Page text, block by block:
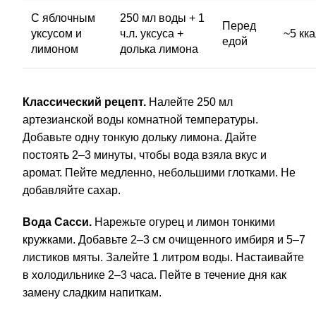
С яблочным
уксусом и
лимоном
250 мл воды + 1
ч.л. уксуса +
долька лимона
Перед
едой
~5
Классический рецепт. Налейте 250 мл
артезианской воды комнатной температуры.
Добавьте одну тонкую дольку лимона. Дайте
постоять 2–3 минуты, чтобы вода взяла вкус и
аромат. Пейте медленно, небольшими глотками. Не
добавляйте сахар.
Вода Сасси. Нарежьте огурец и лимон тонкими
кружками. Добавьте 2–3 см очищенного имбиря и 5–7
листиков мяты. Залейте 1 литром воды. Настаивайте
в холодильнике 2–3 часа. Пейте в течение дня как
замену сладким напиткам.